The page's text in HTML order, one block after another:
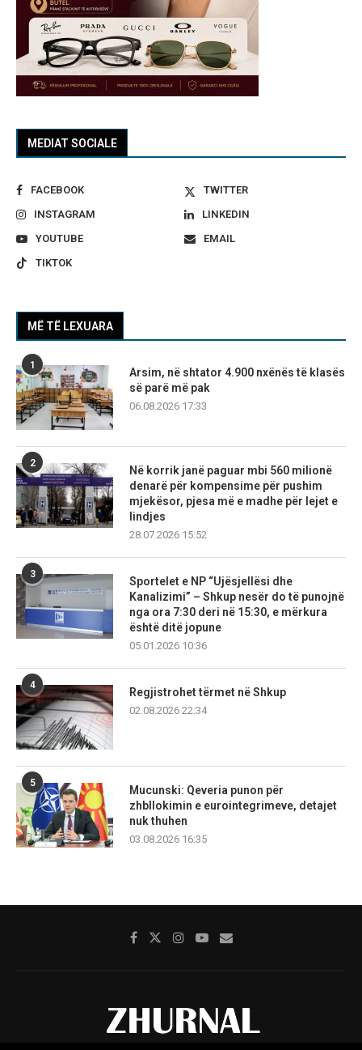
MEDIAT SOCIALE
FACEBOOK
TWITTER
INSTAGRAM
LINKEDIN
YOUTUBE
EMAIL
TIKTOK
MË TË LEXUARA
1
Arsim, në shtator 4.900 nxënës të klasës
së parë më pak
06.08.2026 17:33
2
Në korrik janë paguar mbi 560 milionë
denarë për kompensime për pushim
mjekësor, pjesa më e madhe për lejet e
lindjes
28.07.2026 15:52
3
Sportelet e NP “Ujësjellësi dhe
Kanalizimi” – Shkup nesër do të punojnë
nga ora 7:30 deri në 15:30, e mërkura
është ditë jopune
05.01.2026 10:36
4
Regjistrohet tërmet në Shkup
02.08.2026 22:34
5
Mucunski: Qeveria punon për
zhbllokimin e eurointegrimeve, detajet
nuk thuhen
03.08.2026 16:35